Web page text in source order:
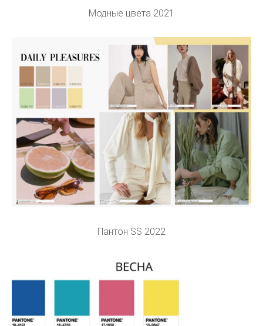
Модные цвета 2021
Пантон SS 2022